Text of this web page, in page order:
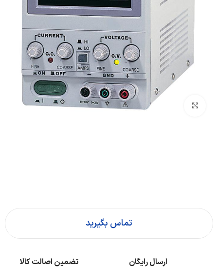
بزرگنمایی تصویر
تماس بگیرید
ارسال رایگان تضمین اصالت کالا